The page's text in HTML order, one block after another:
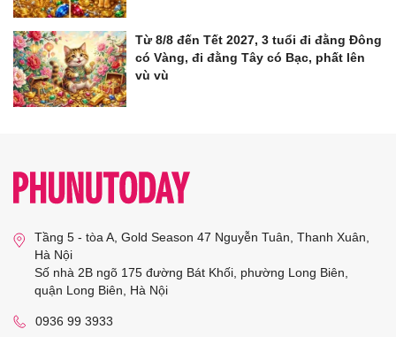
Từ 8/8 đến Tết 2027, 3 tuổi đi đằng Đông
có Vàng, đi đằng Tây có Bạc, phất lên
vù vù
Tầng 5 - tòa A, Gold Season 47 Nguyễn Tuân, Thanh Xuân,
Hà Nội
Số nhà 2B ngõ 175 đường Bát Khối, phường Long Biên,
quận Long Biên, Hà Nội
0936 99 3933